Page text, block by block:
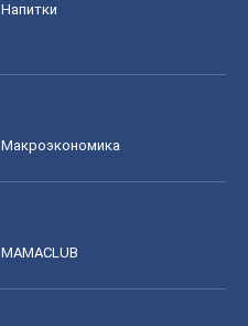
Напитки
Mакроэкономика
MAMACLUB